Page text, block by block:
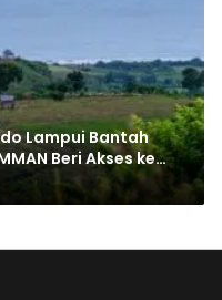
Lampui Bantah
Beri Akses ke